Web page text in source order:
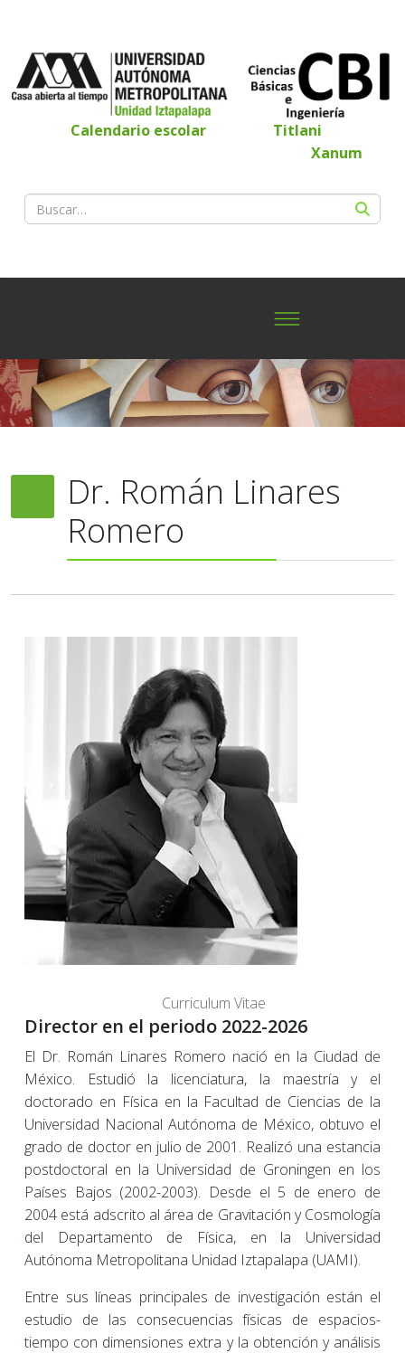
Calendario escolar
Titlani
Xanum
Dr. Román Linares
Romero
Curriculum Vitae
Director en el periodo 2022-2026
El Dr. Román Linares Romero nació en la Ciudad de
México. Estudió la licenciatura, la maestría y el
doctorado en Física en la Facultad de Ciencias de la
Universidad Nacional Autónoma de México, obtuvo el
grado de doctor en julio de 2001. Realizó una estancia
postdoctoral en la Universidad de Groningen en los
Países Bajos (2002-2003). Desde el 5 de enero de
2004 está adscrito al área de Gravitación y Cosmología
del Departamento de Física, en la Universidad
Autónoma Metropolitana Unidad Iztapalapa (UAMI).
Entre sus líneas principales de investigación están el
estudio de las consecuencias físicas de espacios-
tiempo con dimensiones extra y la obtención y análisis